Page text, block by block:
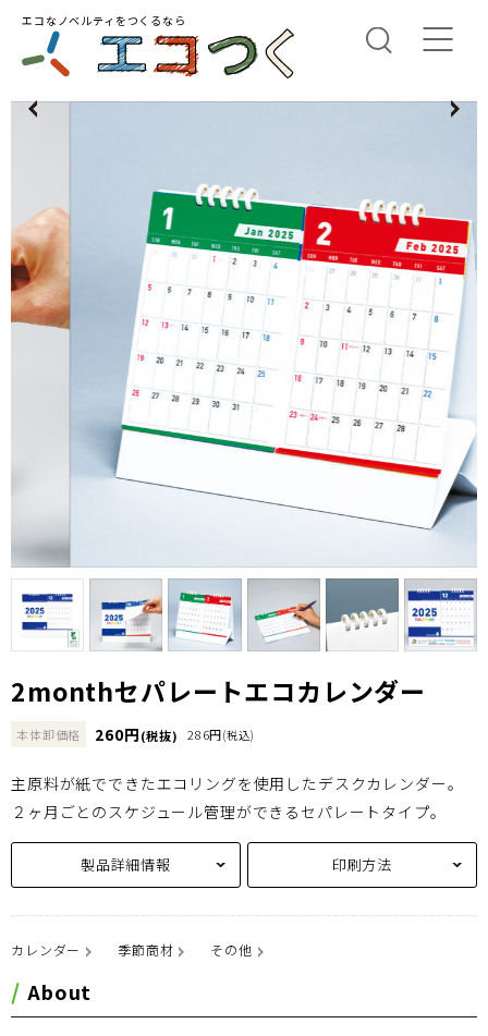
エコなノベルティをつくるなら
2monthセパレートエコカレンダー
本体卸価格 260円(税抜) 286円(税込)
主原料が紙でできたエコリングを使用したデスクカレンダー。
２ヶ月ごとのスケジュール管理ができるセパレートタイプ。
製品詳細情報 印刷方法
カレンダー 季節商材 その他
About